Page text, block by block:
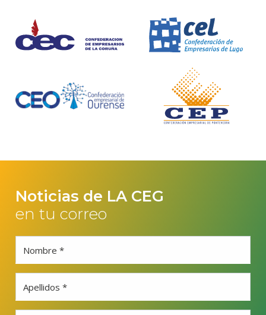
Noticias de LA CEG
en tu correo
Nombre *
Apellidos *